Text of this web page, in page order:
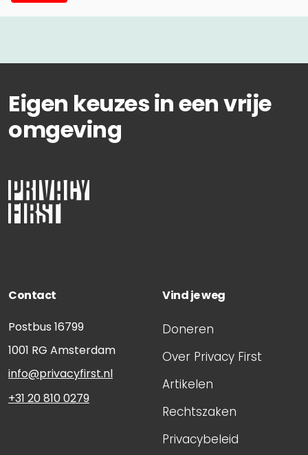
Eigen keuzes in een vrije
omgeving
Contact
Postbus 16799
1001 RG Amsterdam
info@privacyfirst.nl
+31 20 810 0279
Vind je weg
Doneren
Over Privacy First
Artikelen
Rechtszaken
Privacybeleid